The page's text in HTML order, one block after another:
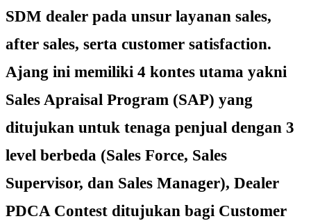
SDM dealer pada unsur layanan sales,
after sales, serta customer satisfaction.
Ajang ini memiliki 4 kontes utama yakni
Sales Apraisal Program (SAP) yang
ditujukan untuk tenaga penjual dengan 3
level berbeda (Sales Force, Sales
Supervisor, dan Sales Manager), Dealer
PDCA Contest ditujukan bagi Customer